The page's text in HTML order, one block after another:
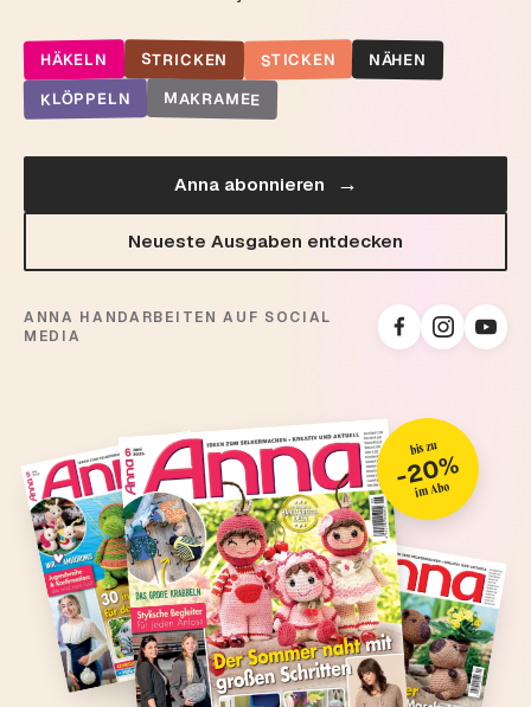
HÄKELN STRICKEN STICKEN NÄHEN
KLÖPPELN MAKRAMEE
Anna abonnieren →
Neueste Ausgaben entdecken
ANNA HANDARBEITEN AUF SOCIAL
MEDIA
bis zu
-20%
im Abo